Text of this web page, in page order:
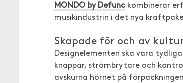
MONDO by Defunc kombinerar
musikindustrin i det nya
Skapade för och av
Designelementen ska vara
knappar, strömbrytare och
avskurna hörnet på